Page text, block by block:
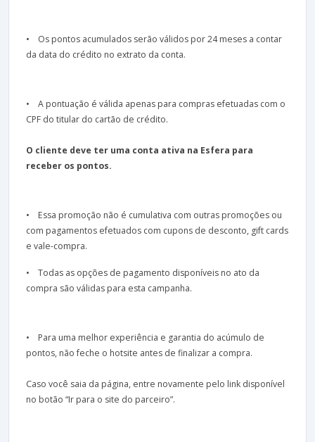
• Os pontos acumulados serão válidos por 24 meses a contar
da data do crédito no extrato da conta.
• A pontuação é válida apenas para compras efetuadas com o
CPF do titular do cartão de crédito.
O cliente deve ter uma conta ativa na Esfera para
receber os pontos.
• Essa promoção não é cumulativa com outras promoções ou
com pagamentos efetuados com cupons de desconto, gift cards
e vale-compra.
• Todas as opções de pagamento disponíveis no ato da
compra são válidas para esta campanha.
• Para uma melhor experiência e garantia do acúmulo de
pontos, não feche o hotsite antes de finalizar a compra.
Caso você saia da página, entre novamente pelo link disponível
no botão “Ir para o site do parceiro”.